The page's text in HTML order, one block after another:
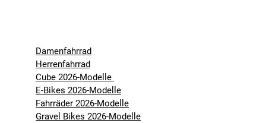
Damenfahrrad
Herrenfahrrad
Cube 2026-Modelle
E-Bikes 2026-Modelle
Fahrräder 2026-Modelle
Gravel Bikes 2026-Modelle